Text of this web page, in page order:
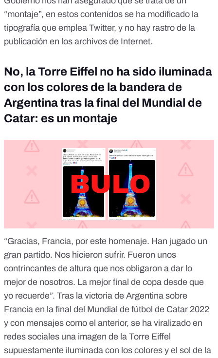
“montaje”, en estos contenidos se ha modificado la
tipografía que emplea Twitter, y no hay rastro de la
publicación en los archivos de Internet.
No, la Torre Eiffel no ha sido iluminada
con los colores de la bandera de
Argentina tras la final del Mundial de
Catar: es un montaje
“Gracias, Francia, por este homenaje. Han jugado un
gran partido. Nos hicieron sufrir. Fueron unos
contrincantes de altura que nos obligaron a dar lo
mejor de nosotros. La mejor final de copa desde que
yo recuerde”. Tras la victoria de Argentina sobre
Francia en la final del Mundial de fútbol de Catar 2022
y con mensajes como el anterior, se ha viralizado en
redes sociales una imagen de la Torre Eiffel
supuestamente iluminada con los colores y el sol de la